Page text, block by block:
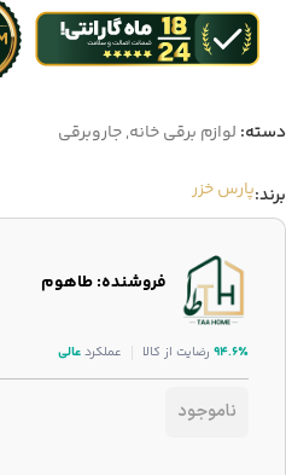
دسته: لوازم برقی خانه,جاروبرقی
برند:پارس خزر
فروشنده: طاهوم
۹۴.۶٪ رضایت از کالا عملکردعالی
ناموجود